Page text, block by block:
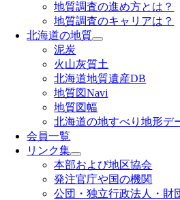
地質調査の進め方とは？
地質調査のキャリアは？
北海道の地質
泥炭
火山灰質土
北海道地質遺産DB
地質図Navi
地質図幅
北海道の地すべり地形デ
会員一覧
リンク集
本部および地区協会
発注官庁や国の機関
公団・独立行政法人・財